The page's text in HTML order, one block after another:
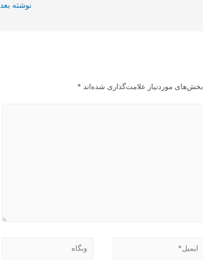
نوشته بعد
بخش‌های موردنیاز علامت‌گذاری شده‌اند *
ایمیل* وبگاه